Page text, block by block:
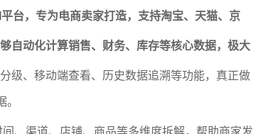
台，专为电商卖家打造，支持淘宝、天猫、京
自动化计算销售、财务、库存等核心数据，极大
级、移动端查看、历史数据追溯等功能，真正做